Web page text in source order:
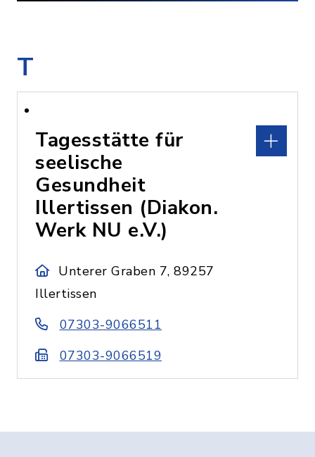
T
Tagesstätte für
seelische
Gesundheit
Illertissen (Diakon.
Werk NU e.V.)
Unterer Graben 7, 89257
Illertissen
07303-9066511
07303-9066519